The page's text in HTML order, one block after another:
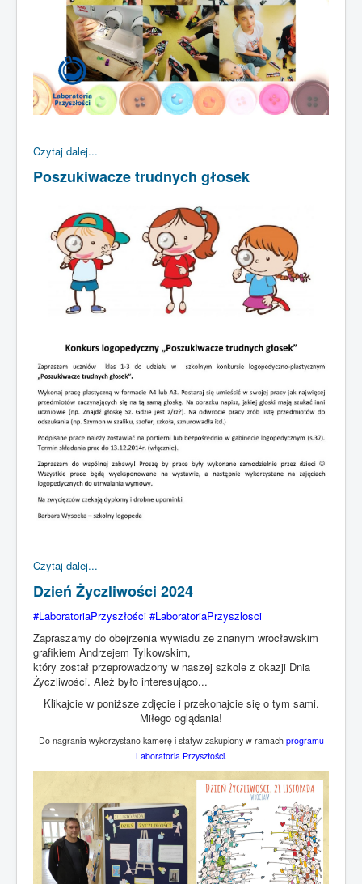
Czytaj dalej...
Poszukiwacze trudnych głosek
Czytaj dalej...
Dzień Życzliwości 2024
#LaboratoriaPrzyszłości #LaboratoriaPrzyszlosci
Zapraszamy do obejrzenia wywiadu ze znanym wrocławskim
grafikiem Andrzejem Tylkowskim,
który został przeprowadzony w naszej szkole z okazji Dnia
Życzliwości. Ależ było interesująco...
Klikajcie w poniższe zdjęcie i przekonajcie się o tym sami.
Miłego oglądania!
Do nagrania wykorzystano kamerę i statyw zakupiony w ramach programu
Laboratoria Przyszłości.